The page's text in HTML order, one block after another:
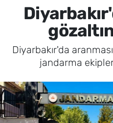
Diyarbakır'da
jandarma